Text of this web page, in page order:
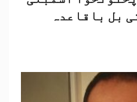
بل باقاعدہ